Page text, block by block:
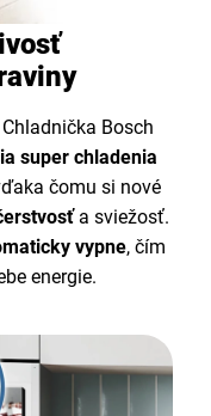
Bosch
super chladenia
čomu si nové
a sviežosť.
vypne, čím
energie.